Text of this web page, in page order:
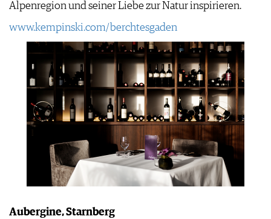
JOBS
WERBUNG
IMPRESSUM
AGB & DATENSCHUTZ
FAQ
Alpenregion und seiner Liebe zur Natur inspirieren.
www.kempinski.com/berchtesgaden
Aubergine, Starnberg